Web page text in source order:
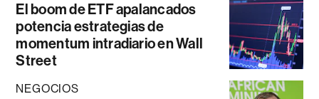
El boom de ETF apalancados
potencia estrategias de
momentum intradiario en Wall
Street
NEGOCIOS